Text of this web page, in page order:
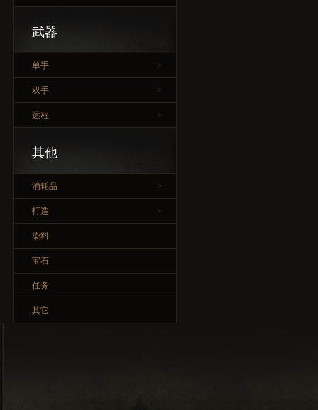
武器
单手 >
双手 >
远程 >
其他
消耗品 >
打造 >
染料
宝石
任务
其它